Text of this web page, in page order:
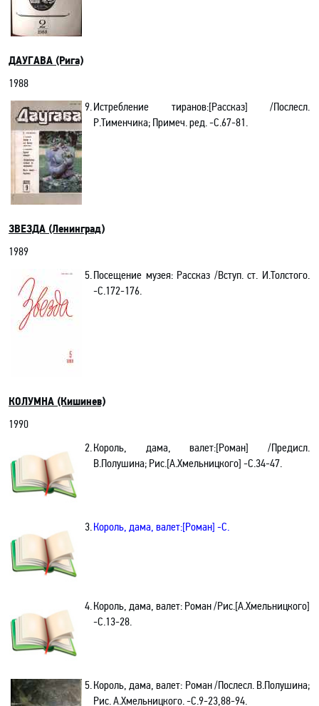
ДАУГАВА (Рига)
1988
9.Истребление тиранов:[Рассказ] /Послесл.
Р.Тименчика; Примеч. ред. -C.67-81.
ЗВЕЗДА (Ленинград)
1989
5.Посещение музея: Рассказ /Вступ. ст. И.Толстого.
-С.172-176.
КОЛУМНА (Кишинев)
1990
2.Король, дама, валет:[Роман] /Предисл.
В.Полушина; Рис.[А.Хмельницкого] -С.34-47.
3.Король, дама, валет:[Роман] -С.
4.Король, дама, валет: Роман /Рис.[А.Хмельницкого]
-С.13-28.
5.Король, дама, валет: Роман /Послесл. В.Полушина;
Рис. А.Хмельницкого. -С.9-23,88-94.